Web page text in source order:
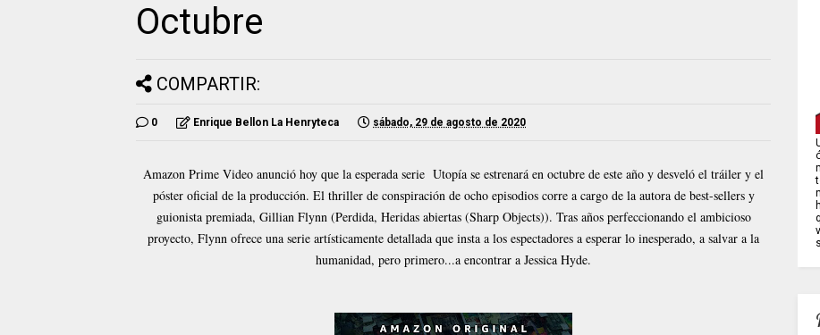
Octubre
COMPARTIR:
0 Enrique Bellon La Henryteca sábado, 29 de agosto de 2020
Amazon Prime Video anunció hoy que la esperada serie Utopía se estrenará en octubre de este año y desveló el tráiler y el
póster oficial de la producción. El thriller de conspiración de ocho episodios corre a cargo de la autora de best-sellers y
guionista premiada, Gillian Flynn (Perdida, Heridas abiertas (Sharp Objects)). Tras años perfeccionando el ambicioso
proyecto, Flynn ofrece una serie artísticamente detallada que insta a los espectadores a esperar lo inesperado, a salvar a la
humanidad, pero primero...a encontrar a Jessica Hyde.